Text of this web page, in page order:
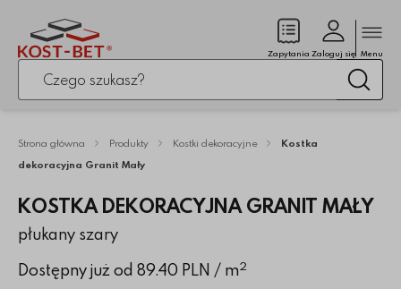
Po kliknięciu przycisku fraza zostanie wyszukana
Zapytania
(pusty)Zaloguj się Menu
Strona główna Produkty Kostki dekoracyjne
Kostka
dekoracyjna Granit Mały
KOSTKA DEKORACYJNA GRANIT MAŁY
płukany szary
Dostępny już od 89.40 PLN / m2